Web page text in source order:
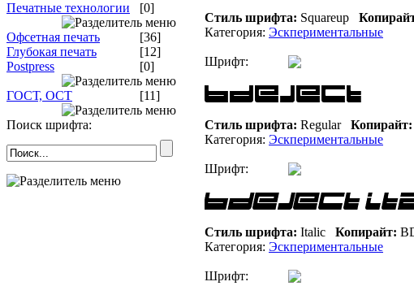
Печатные технологии [0]
Офсетная печать
[36]
Глубокая печать
[12]
Postpress
[0]
ГОСТ, ОСТ [11]
Поиск шрифта:
Стиль шрифта: Squareup
Категория: Эскпериментальные
Шрифт:
Стиль шрифта: Regular Копирайт:
Категория: Эскпериментальные
Шрифт:
Стиль шрифта: Italic Копирайт:
Категория: Эскпериментальные
Шрифт: